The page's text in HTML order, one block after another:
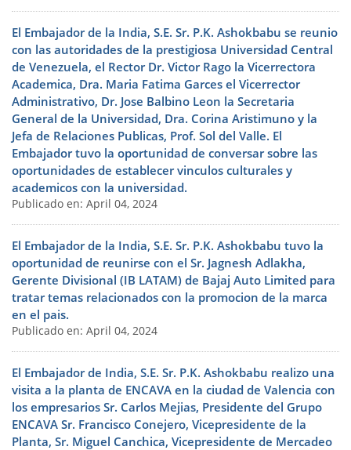
El Embajador de la India, S.E. Sr. P.K. Ashokbabu se reunio
con las autoridades de la prestigiosa Universidad Central
de Venezuela, el Rector Dr. Victor Rago la Vicerrectora
Academica, Dra. Maria Fatima Garces el Vicerrector
Administrativo, Dr. Jose Balbino Leon la Secretaria
General de la Universidad, Dra. Corina Aristimuno y la
Jefa de Relaciones Publicas, Prof. Sol del Valle. El
Embajador tuvo la oportunidad de conversar sobre las
oportunidades de establecer vinculos culturales y
academicos con la universidad.
Publicado en: April 04, 2024
El Embajador de la India, S.E. Sr. P.K. Ashokbabu tuvo la
oportunidad de reunirse con el Sr. Jagnesh Adlakha,
Gerente Divisional (IB LATAM) de Bajaj Auto Limited para
tratar temas relacionados con la promocion de la marca
en el pais.
Publicado en: April 04, 2024
El Embajador de India, S.E. Sr. P.K. Ashokbabu realizo una
visita a la planta de ENCAVA en la ciudad de Valencia con
los empresarios Sr. Carlos Mejias, Presidente del Grupo
ENCAVA Sr. Francisco Conejero, Vicepresidente de la
Planta, Sr. Miguel Canchica, Vicepresidente de Mercadeo